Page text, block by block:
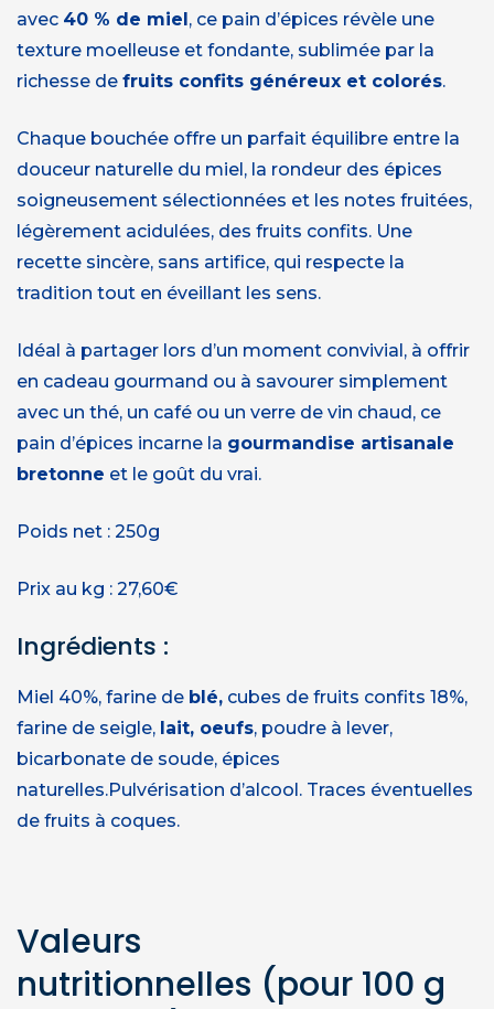
avec 40 % de miel, ce pain d’épices révèle une
texture moelleuse et fondante, sublimée par la
richesse de fruits confits généreux et colorés.
Chaque bouchée offre un parfait équilibre entre la
douceur naturelle du miel, la rondeur des épices
soigneusement sélectionnées et les notes fruitées,
légèrement acidulées, des fruits confits. Une
recette sincère, sans artifice, qui respecte la
tradition tout en éveillant les sens.
Idéal à partager lors d’un moment convivial, à offrir
en cadeau gourmand ou à savourer simplement
avec un thé, un café ou un verre de vin chaud, ce
pain d’épices incarne la gourmandise artisanale
bretonne et le goût du vrai.
Poids net : 250g
Prix au kg : 27,60€
Ingrédients :
Miel 40%, farine de blé, cubes de fruits confits 18%,
farine de seigle, lait, oeufs, poudre à lever,
bicarbonate de soude, épices
naturelles.Pulvérisation d’alcool. Traces éventuelles
de fruits à coques.
Valeurs
nutritionnelles (pour 100 g